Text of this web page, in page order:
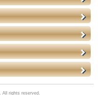
All rights reserved.